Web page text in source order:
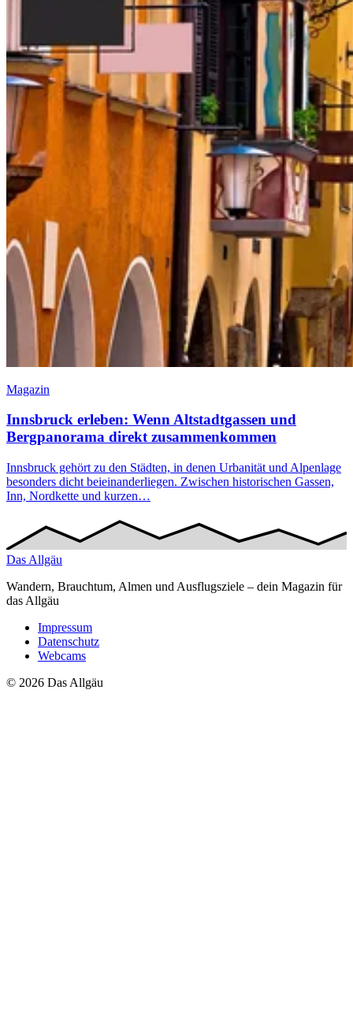
Magazin
Innsbruck erleben: Wenn Altstadtgassen und
Bergpanorama direkt zusammenkommen
Innsbruck gehört zu den Städten, in denen Urbanität und Alpenlage
besonders dicht beieinanderliegen. Zwischen historischen Gassen,
Inn, Nordkette und kurzen…
Das Allgäu
Wandern, Brauchtum, Almen und Ausflugsziele – dein Magazin für
das Allgäu
Impressum
Datenschutz
Webcams
© 2026 Das Allgäu